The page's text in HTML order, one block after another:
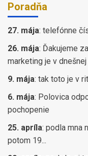
Poradňa
27. mája: telefónne
26. mája: Ďakujeme
marketing je v
9. mája: tak toto je v
6. mája: Polovica
pochopenie
25. apríla: podla mna
potom 19...